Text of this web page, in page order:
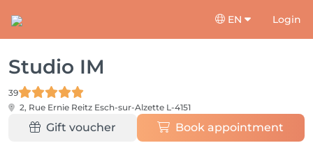
EN Login
Studio IM
39
2, Rue Ernie Reitz Esch-sur-Alzette L-4151
Gift voucher Book appointment